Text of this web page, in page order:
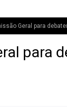
Geral para
para